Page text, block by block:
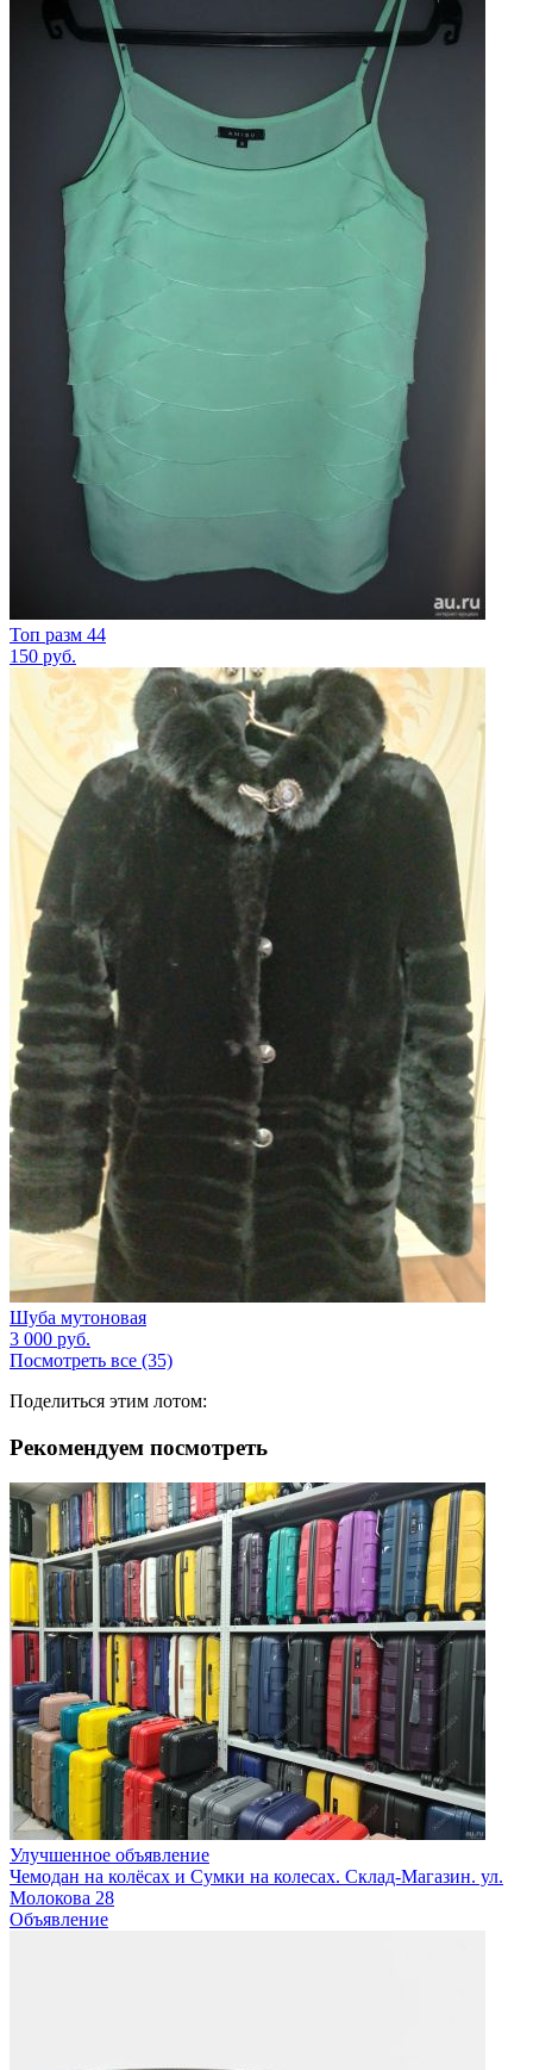
Топ разм 44
150 руб.
Шуба мутоновая
3 000 руб.
Посмотреть все (35)
Поделиться этим лотом:
Рекомендуем посмотреть
Улучшенное объявление
Чемодан на колёсах и Сумки на колесах. Склад-Магазин. ул.
Молокова 28
Объявление